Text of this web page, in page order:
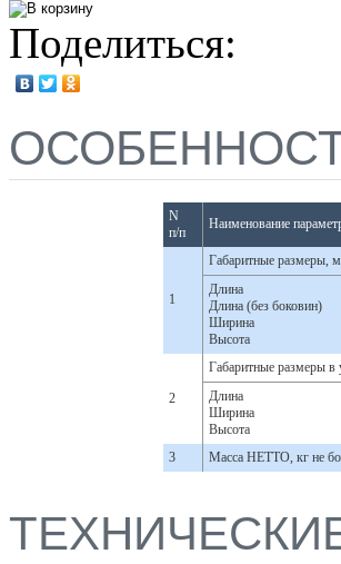
Поделиться:
N
п/п
Наименование
1
Габаритные размеры,
Длина
Длина (без боковин)
Ширина
Высота
2
Габаритные размеры
Длина
Ширина
Высота
3
Масса НЕТТО, кг не